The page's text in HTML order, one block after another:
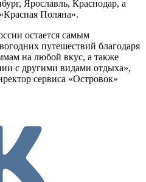
Ярославль, Краснодар, а
Поляна».
остается самым
путешествий благодаря
на любой вкус, а также
с другими видами отдыха»,
сервиса «Островок»